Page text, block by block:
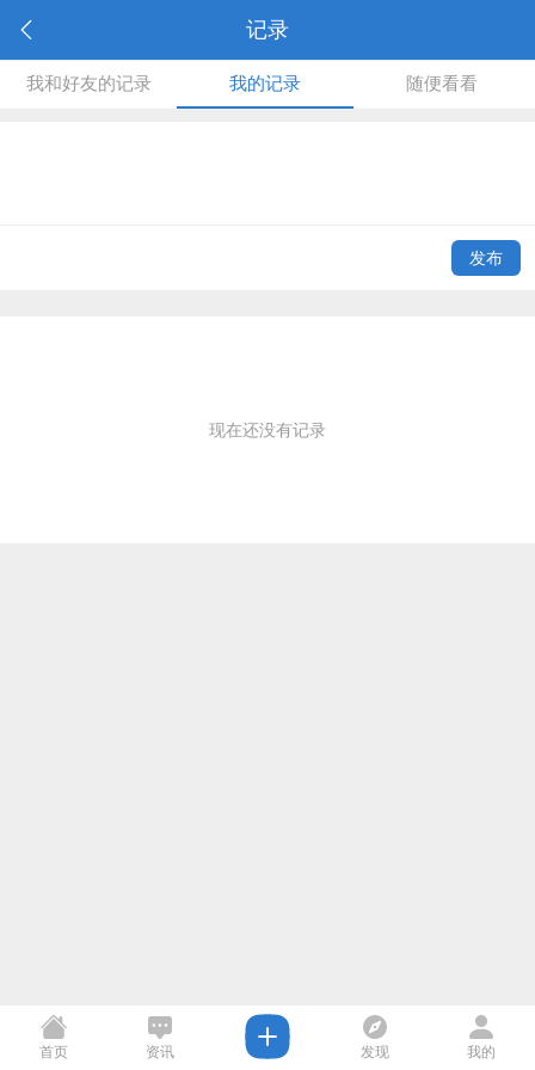
记录
我和好友的记录 我的记录 随便看看
发布
现在还没有记录
首页 资讯 发现 我的